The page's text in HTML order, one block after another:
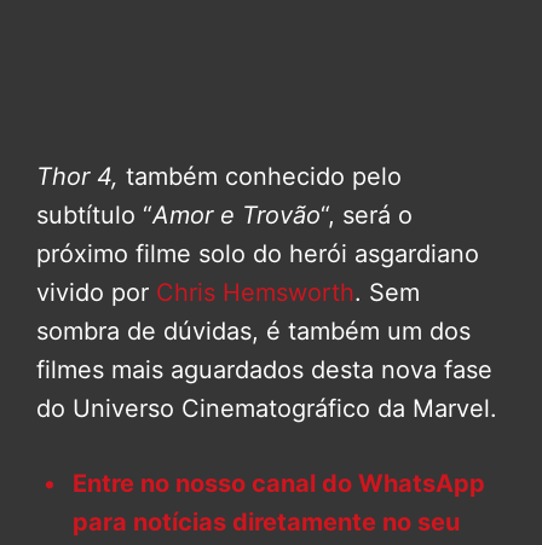
Thor 4, também conhecido pelo
subtítulo “Amor e Trovão“, será o
próximo filme solo do herói asgardiano
vivido por Chris Hemsworth. Sem
sombra de dúvidas, é também um dos
filmes mais aguardados desta nova fase
do Universo Cinematográfico da Marvel.
Entre no nosso canal do WhatsApp
para notícias diretamente no seu